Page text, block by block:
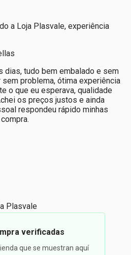
a Loja Plasvale, experiência
dias, tudo bem embalado e sem
sem problema, ótima experiência
o que eu esperava, qualidade
os preços justos e ainda
respondeu rápido minhas
Plasvale
verificadas
que se muestran aquí